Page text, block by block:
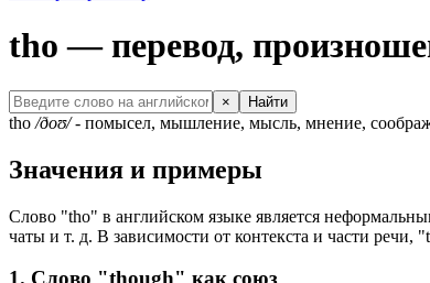
tho — перевод,
× Найти
tho /ðoʊ/- помысел, мышление, мысль, мнение,
Значения и примеры
Слово "tho" в английском языке является
чаты и т. д. В зависимости от контекста и части